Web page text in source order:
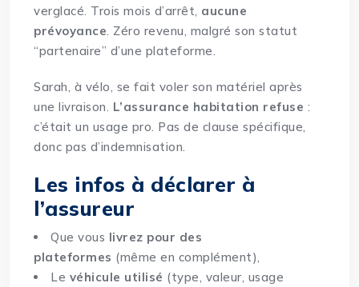
verglacé. Trois mois d’arrêt, aucune
prévoyance. Zéro revenu, malgré son statut
“partenaire” d’une plateforme.
Sarah, à vélo, se fait voler son matériel après
une livraison. L’assurance habitation refuse :
c’était un usage pro. Pas de clause spécifique,
donc pas d’indemnisation.
Les infos à déclarer à
l’assureur
Que vous livrez pour des
plateformes (même en complément),
Le véhicule utilisé (type, valeur, usage